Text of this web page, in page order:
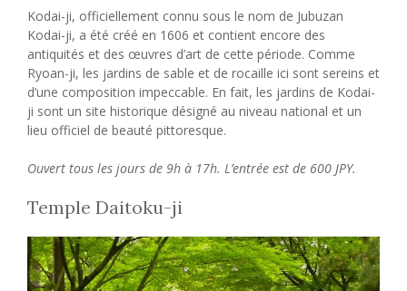
Kodai-ji, officiellement connu sous le nom de Jubuzan
Kodai-ji, a été créé en 1606 et contient encore des
antiquités et des œuvres d’art de cette période. Comme
Ryoan-ji, les jardins de sable et de rocaille ici sont sereins et
d’une composition impeccable. En fait, les jardins de Kodai-
ji sont un site historique désigné au niveau national et un
lieu officiel de beauté pittoresque.
Ouvert tous les jours de 9h à 17h. L’entrée est de 600 JPY.
Temple Daitoku-ji